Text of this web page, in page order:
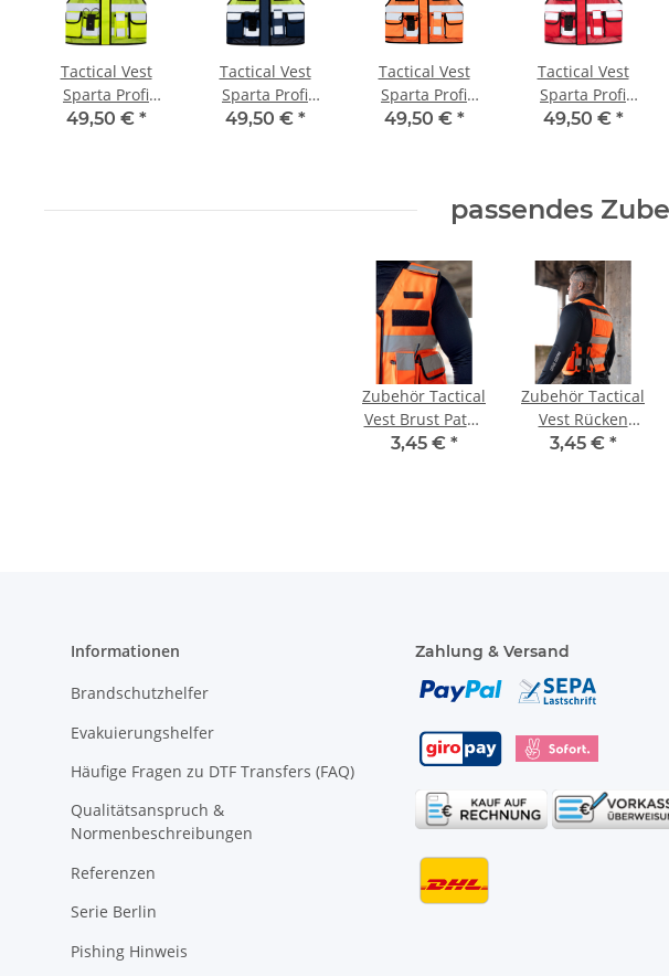
Tactical Vest
Sparta Profi
Einsatz Weste
49,50 € *
Tactical Vest
Sparta Profi
Einsatz Weste
49,50 € *
Tactical Vest
Sparta Profi
Einsatz Weste
49,50 € *
Tactical Vest
Sparta Profi
Einsatz Weste
49,50 € *
passendes
Zubehör Tactical
Vest Brust Patch
5x12,5 cm
3,45 € *
Zubehör Tactical
Vest Rücken
Patch 10x25,5
3,45 € *
YOKO Executive Warnweste
Paramedic Grün mit vielen
Taschen und Reißverschluss
Zeugnis Tasse für Lehrer
Abschluss Geschenk
Warnweste
Druck in 10
Informationen
Brandschutzhelfer
Evakuierungshelfer
Häufige Fragen zu DTF Transfers (FAQ)
Qualitätsanspruch &
Normenbeschreibungen
Referenzen
Serie Berlin
Pishing Hinweis
Zahlung & Versand